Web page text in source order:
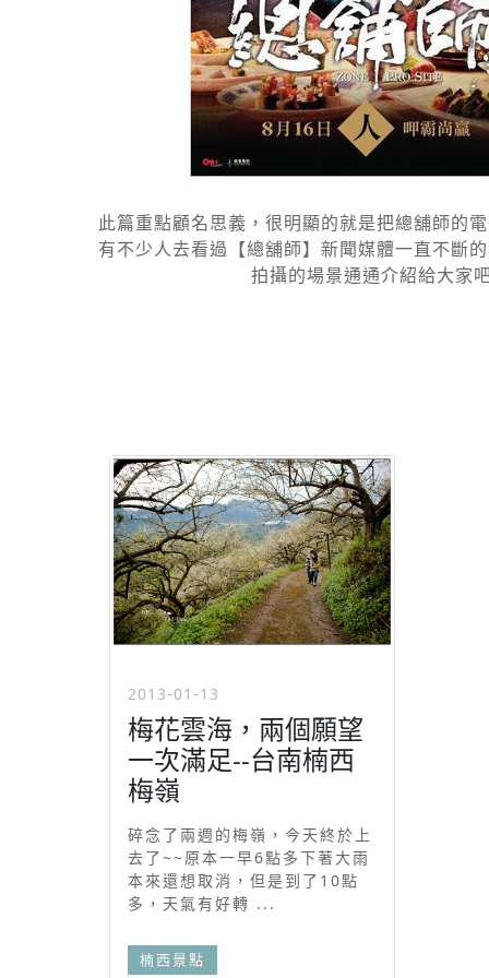
此篇重點顧名思義，很明顯的就是把總舖師的
有不少人去看過【總舖師】新聞媒體一直不斷
拍攝的場景通通介紹給大家
2013-01-13
梅花雲海，兩個願望
一次滿足--台南楠西
梅嶺
碎念了兩週的梅嶺，今天終於上
去了~~原本一早6點多下著大雨
本來還想取消，但是到了10點
多，天氣有好轉 ...
楠西景點